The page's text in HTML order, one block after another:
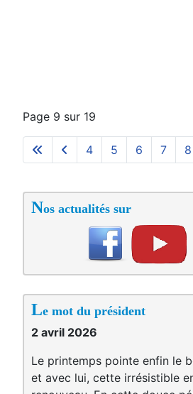
Nos actualités sur
Le mot du président
2 avril 2026
Le printemps pointe enfin le
et avec lui, cette irrésistible
Page 9 sur 19
4 5 6 7 8